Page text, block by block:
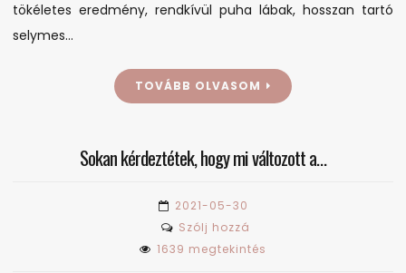
tökéletes eredmény, rendkívül puha lábak, hosszan tartó
selymes…
TOVÁBB OLVASOM
Sokan kérdeztétek, hogy mi változott a…
2021-05-30
Szólj hozzá
Sokan
1639 megtekintés